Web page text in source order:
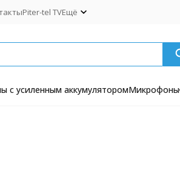
Piter-tel TVЕщё
с усиленным аккумуляторомМикрофоны